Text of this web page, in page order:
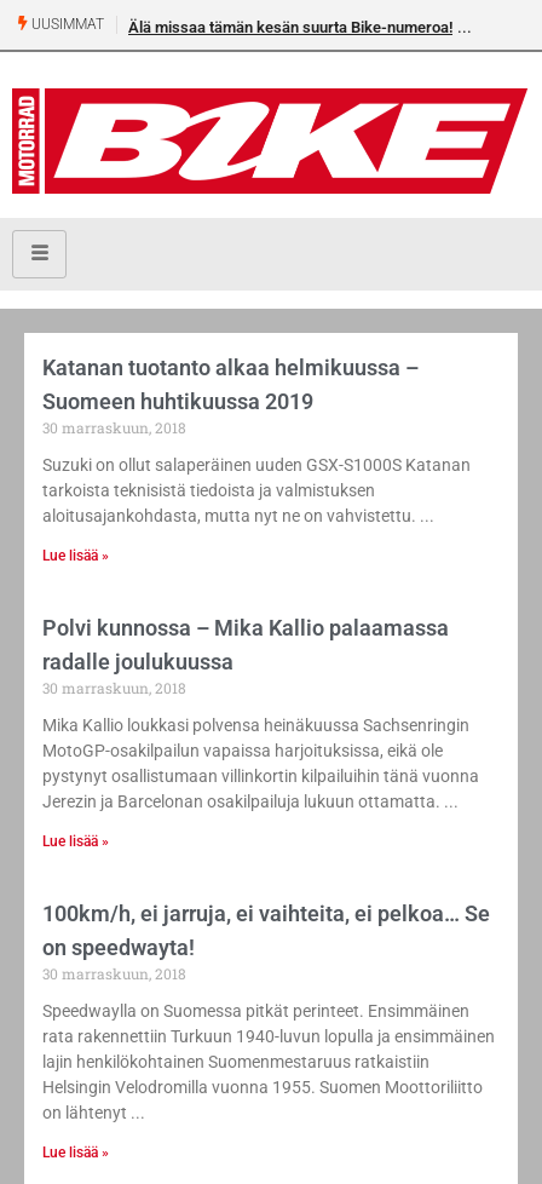
UUSIMMAT Älä missaa tämän kesän suurta Bike-numeroa!
Katanan tuotanto alkaa helmikuussa –
Suomeen huhtikuussa 2019
30 marraskuun, 2018
Suzuki on ollut salaperäinen uuden GSX-S1000S Katanan
tarkoista teknisistä tiedoista ja valmistuksen
aloitusajankohdasta, mutta nyt ne on vahvistettu.
Lue lisää »
Polvi kunnossa – Mika Kallio palaamassa
radalle joulukuussa
30 marraskuun, 2018
Mika Kallio loukkasi polvensa heinäkuussa Sachsenringin
MotoGP-osakilpailun vapaissa harjoituksissa, eikä ole
pystynyt osallistumaan villinkortin kilpailuihin tänä vuonna
Jerezin ja Barcelonan osakilpailuja lukuun ottamatta.
Lue lisää »
100km/h, ei jarruja, ei vaihteita, ei pelkoa… Se
on speedwayta!
30 marraskuun, 2018
Speedwaylla on Suomessa pitkät perinteet. Ensimmäinen
rata rakennettiin Turkuun 1940-luvun lopulla ja ensimmäinen
lajin henkilökohtainen Suomenmestaruus ratkaistiin
Helsingin Velodromilla vuonna 1955. Suomen Moottoriliitto
on lähtenyt
Lue lisää »